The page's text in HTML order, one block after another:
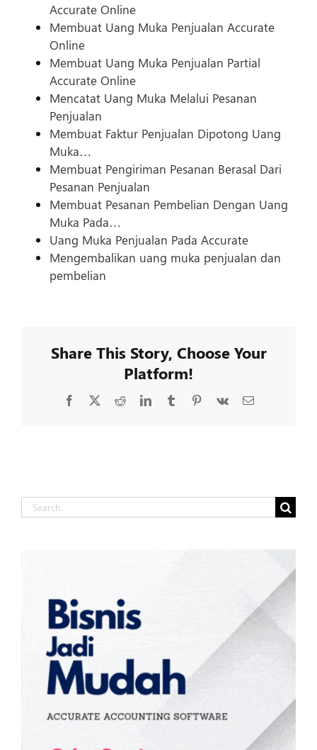
Accurate Online
Membuat Uang Muka Penjualan Accurate
Online
Membuat Uang Muka Penjualan Partial
Accurate Online
Mencatat Uang Muka Melalui Pesanan
Penjualan
Membuat Faktur Penjualan Dipotong Uang
Muka…
Membuat Pengiriman Pesanan Berasal Dari
Pesanan Penjualan
Membuat Pesanan Pembelian Dengan Uang
Muka Pada…
Uang Muka Penjualan Pada Accurate
Mengembalikan uang muka penjualan dan
pembelian
Share This Story, Choose Your
Platform!
Facebook
X RedditLinkedInTumblrPinterest
Vk Email
Search
for: